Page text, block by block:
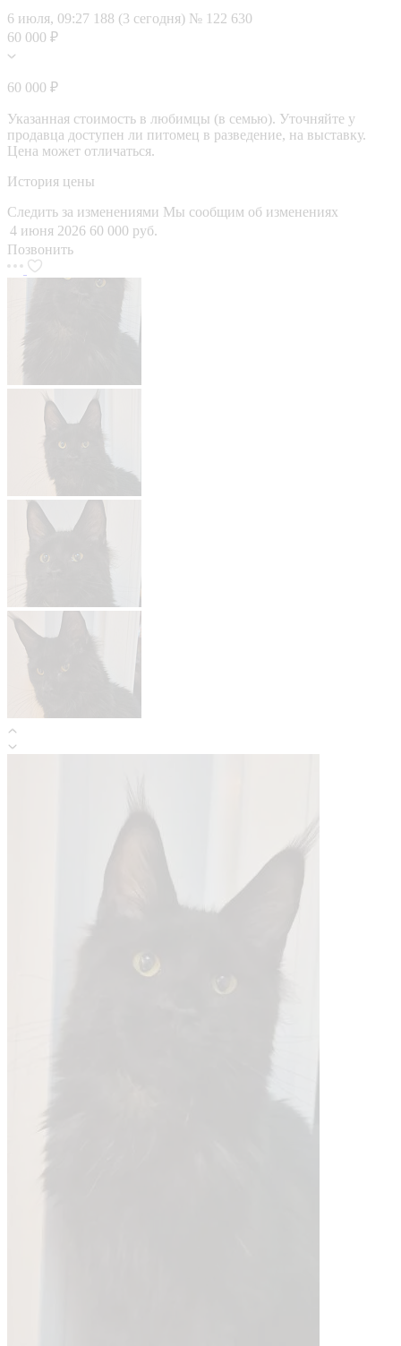
6 июля, 09:27 188 (3 сегодня) № 122 630
60 000 ₽
60 000 ₽
Указанная стоимость в любимцы (в семью). Уточняйте у
продавца доступен ли питомец в разведение, на выставку.
Цена может отличаться.
История цены
Следить за изменениями Мы сообщим об изменениях
4 июня 2026 60 000 руб.
Позвонить